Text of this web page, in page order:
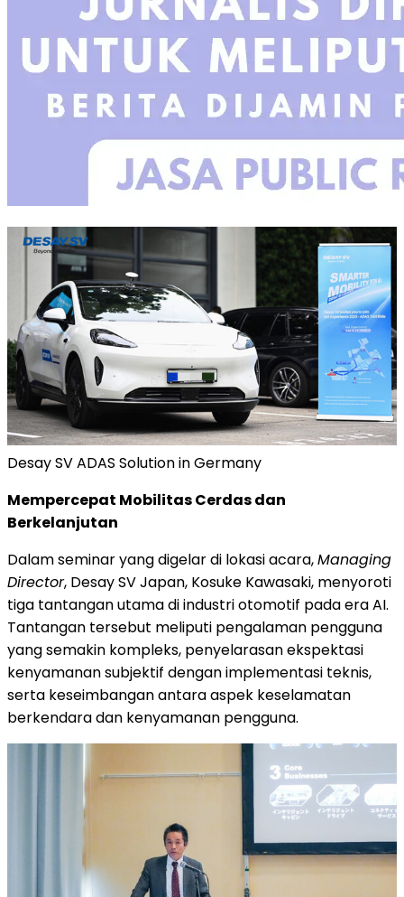
Desay SV ADAS Solution in Germany
Mempercepat Mobilitas Cerdas dan
Berkelanjutan
Dalam seminar yang digelar di lokasi acara,Managing
Director, Desay SV Japan, Kosuke Kawasaki, menyoroti
tiga tantangan utama di industri otomotif pada era AI.
Tantangan tersebut meliputi pengalaman pengguna
yang semakin kompleks, penyelarasan ekspektasi
kenyamanan subjektif dengan implementasi teknis,
serta keseimbangan antara aspek keselamatan
berkendara dan kenyamanan pengguna.